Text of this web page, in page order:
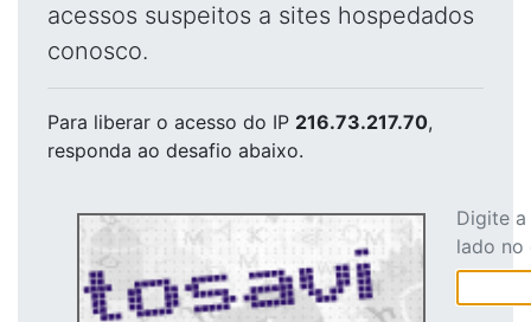
acessos suspeitos a sites hospedados
conosco.
Para liberar o acesso do IP 216.73.217.70,
responda ao desafio abaixo.
Digite
lado no